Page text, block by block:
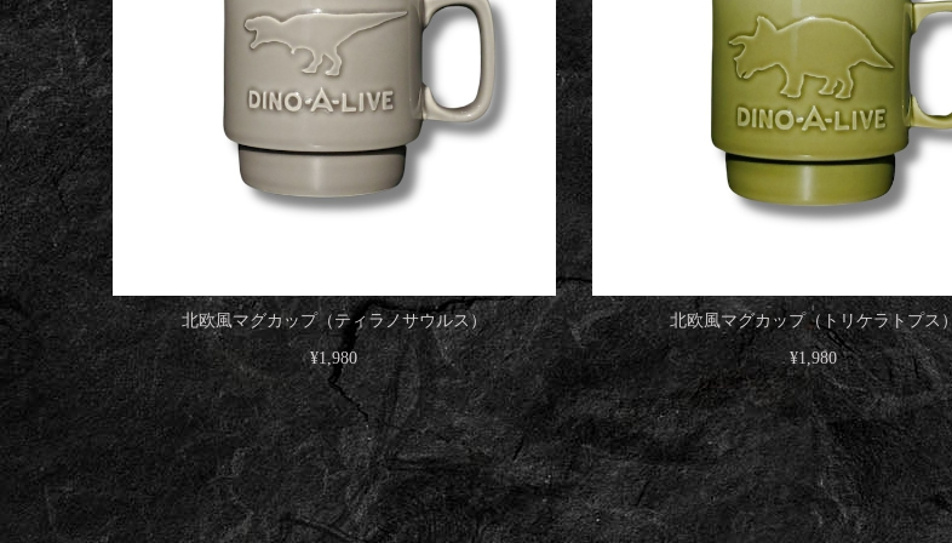
北欧風マグカップ（ティラノサウルス）
¥1,980
北欧風マグカップ（トリケラトプス）
¥1,980